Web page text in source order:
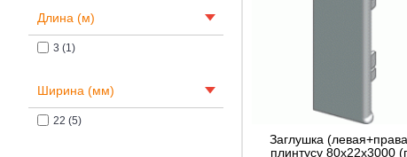
Длина (м)
3 (1)
Ширина (мм)
22 (5)
Заглушка
плинтусу 80x22x3000